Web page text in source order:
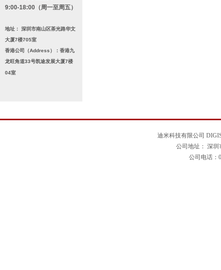
9:00-18:00（周一至周五）
地址： 深圳市南山区茶光路华文
大厦7楼705室
香港公司（Address）：香港九
龙旺角道33号凯途发展大厦7楼
04室
迪米科技有限公司
公司地址： 深圳
公司电话：